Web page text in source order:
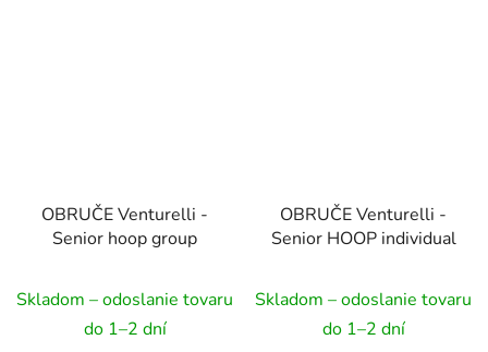
OBRUČE Venturelli -
Senior hoop group
Skladom – odoslanie tovaru
do 1–2 dní
OBRUČE Venturelli -
Senior HOOP individual
Skladom – odoslanie tovaru
do 1–2 dní